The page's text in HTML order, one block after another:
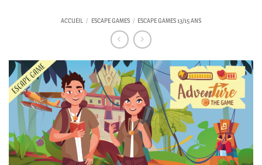
ACCUEIL / ESCAPE GAMES / ESCAPE GAMES 13/15 ANS